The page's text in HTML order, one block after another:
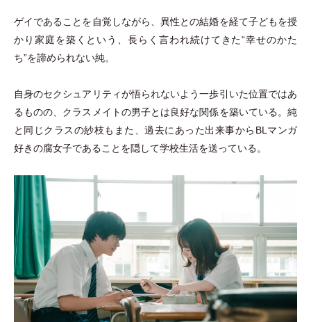
ゲイであることを自覚しながら、異性との結婚を経て子どもを授
かり家庭を築くという、長らく言われ続けてきた“幸せのかた
ち”を諦められない純。
自身のセクシュアリティが悟られないよう一歩引いた位置ではあ
るものの、クラスメイトの男子とは良好な関係を築いている。純
と同じクラスの紗枝もまた、過去にあった出来事からBLマンガ
好きの腐女子であることを隠して学校生活を送っている。